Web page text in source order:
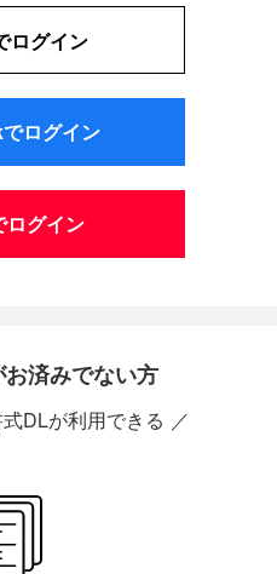
ログイン
ログイン
グイン
済みでない方
DLが利用できる ／